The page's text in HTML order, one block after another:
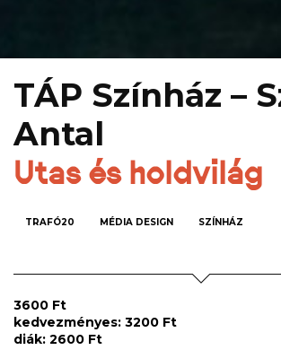
TÁP Színház –
Antal
Utas és holdvilág
TRAFÓ20 MÉDIA DESIGN SZÍNHÁZ
3600 Ft
kedvezményes: 3200 Ft
diák: 2600 Ft